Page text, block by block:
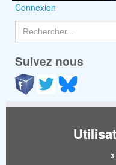
Connexion
Search
for:
Suivez nous
3